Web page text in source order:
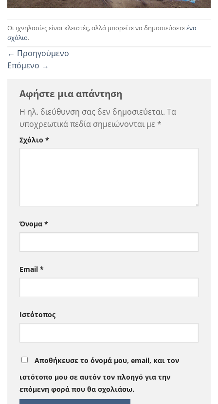
Οι ιχνηλασίες είναι κλειστές, αλλά μπορείτε να δημοσιεύσετεένα
σχόλιο.
← Προηγούμενο
Επόμενο →
Αφήστε μια απάντηση
Η ηλ. διεύθυνση σας δεν δημοσιεύεται. Τα
υποχρεωτικά πεδία σημειώνονται με *
Σχόλιο *
Όνομα *
Email *
Ιστότοπος
Αποθήκευσε το όνομά μου, email, και τον
ιστότοπο μου σε αυτόν τον πλοηγό για την
επόμενη φορά που θα σχολιάσω.